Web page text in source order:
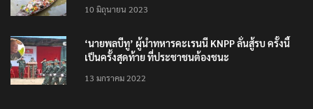
10 มิถุนายน 2023
‘นายพลบีทู’ ผู้นำทหารคะเรนนี KNPP ลั่นสู้รบ ครั้งนี้
เป็นครั้งสุดท้าย ที่ประชาชนต้องชนะ
13 มกราคม 2022